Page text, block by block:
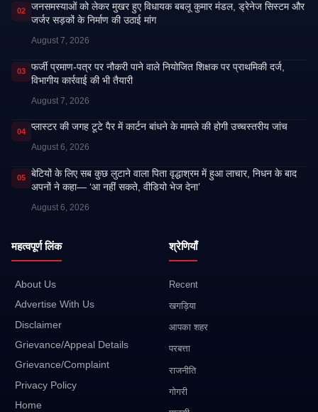
02
जनसमस्याओं को लेकर मुखर हुए विधायक बबलू कुमार मंडल, ड्रेनेज सिस्टम और
जर्जर सड़कों के निर्माण की उठाई मांग
August 7, 2026
03
फर्जी प्रमाण-पत्र पर नौकरी पाने वाले नियोजित शिक्षक पर प्राथमिकी दर्ज,
विभागीय कार्रवाई की भी तैयारी
August 7, 2026
04 प्लास्टर की जगह टूटे पैर में कार्टन बांधने के मामले की होगी उच्चस्तरीय जांच
August 6, 2026
05
बेटियों के लिए सब कुछ लुटाने वाला पिता वृद्धाश्रम में हुआ लाचार, निधन के बाद
अपनों ने कहा— ‘आ नहीं सकते, वीडियो भेज देना’
August 6, 2026
महत्वपूर्ण लिंक
About Us
Advertise With Us
Disclaimer
Grievance/Appeal Details
Grievance/Complaint
Privacy Policy
Home
श्रेणियाँ
Recent
खगड़िया
आपका शहर
परबत्ता
राजनीति
गोगरी